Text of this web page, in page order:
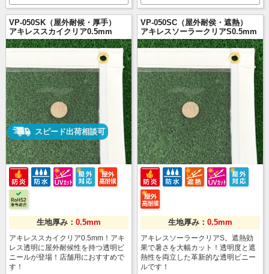
VP-050SK（屋外耐候・厚手）
アキレススカイクリア0.5mm
スピード出荷相談可
生地厚み： 0.5mm
アキレススカイクリア0.5mm！アキ
レス透明に屋外耐候性を持つ透明ビ
ニールが登場！店舗用におすすめで
す！
VP-050SC（屋外耐侯・遮熱）
アキレスソーラークリアS0.5mm
生地厚み： 0.5mm
アキレスソーラークリアS。遮熱効
果で暑さを大幅カット！透明度と遮
熱性を両立した革新的な透明ビニー
ルです！